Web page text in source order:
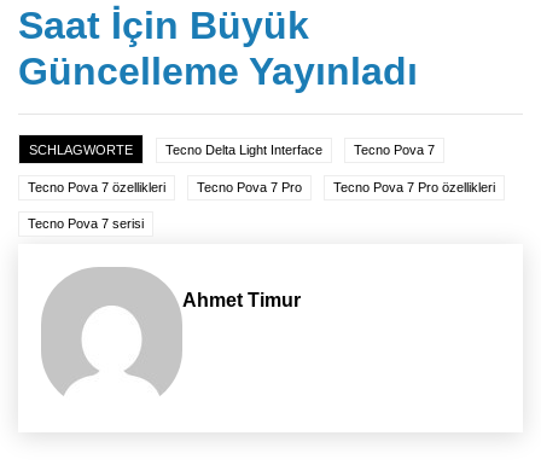
Saat İçin Büyük
Güncelleme Yayınladı
SCHLAGWORTE Tecno Delta Light Interface Tecno Pova 7
Tecno Pova 7 özellikleri Tecno Pova 7 Pro Tecno Pova 7 Pro özellikleri
Tecno Pova 7 serisi
Ahmet Timur